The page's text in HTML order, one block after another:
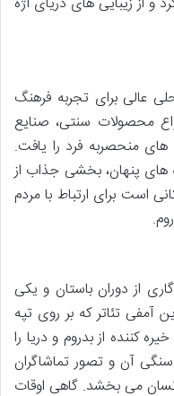
عالی برای تجربه فرهنگ
محصولات سنتی، صنایع
منحصربه فرد را یافت.
های پنهان، بخشی جذاب از
است برای ارتباط با مردم
از دوران باستان و یکی
آمفی تئاتر که بر روی تپه
کننده از بدروم و دریا را
آن و تصور تماشاگران
می بخشد. گاهی اوقات